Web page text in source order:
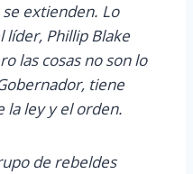
extienden. Lo
Phillip Blake
las cosas no son lo
tiene
la ley y el orden.
de rebeldes